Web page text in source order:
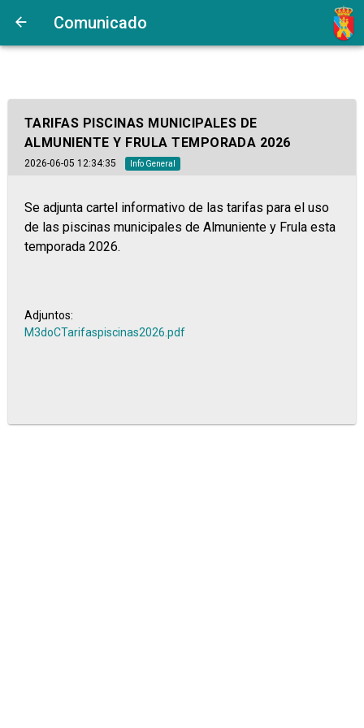
Comunicado
TARIFAS PISCINAS MUNICIPALES DE
ALMUNIENTE Y FRULA TEMPORADA 2026
2026-06-05 12:34:35 Info General
Se adjunta cartel informativo de las tarifas para el uso
de las piscinas municipales de Almuniente y Frula esta
temporada 2026.
Adjuntos:
M3doCTarifaspiscinas2026.pdf